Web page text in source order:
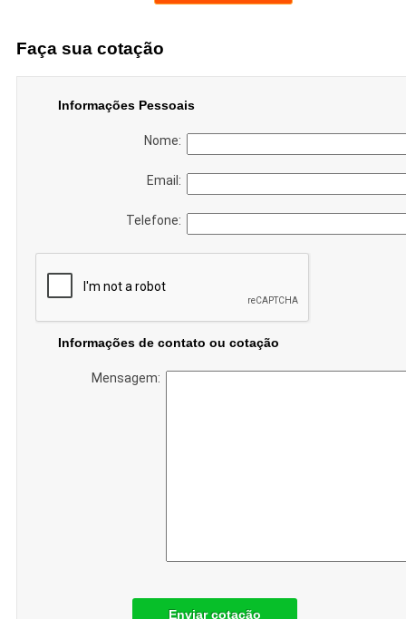
Faça sua cotação
Informações Pessoais
Nome:
Email:
Telefone:
Informações de contato ou cotação
Mensagem:
Enviar cotação